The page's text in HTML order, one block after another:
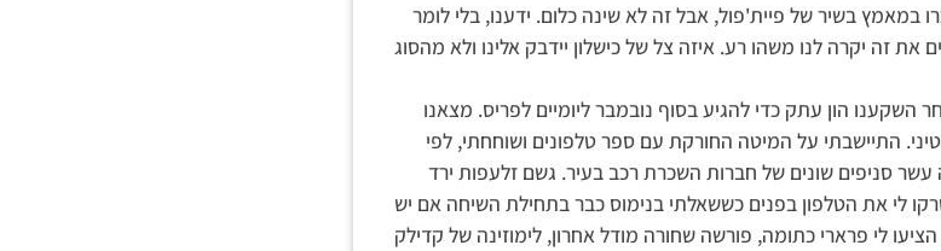
במאמץ בשיר של פיית'פול, אבל זה לא שינה כלום. ידענו, בלי לומר
את זה יקרה לנו משהו רע. איזה צל של כישלון יידבק אלינו ולא מהסוג
השקענו הון עתק כדי להגיע בסוף נובמבר ליומיים לפריס. מצאנו
התיישבתי על המיטה החורקת עם ספר טלפונים ושוחחתי, לפי
סניפים שונים של חברות השכרת רכב בעיר. גשם זלעפות ירד
לי את הטלפון בפנים כששאלתי בנימוס כבר בתחילת השיחה אם יש
לי פרארי כתומה, פורשה שחורה מודל אחרון, לימוזינה של קדילק